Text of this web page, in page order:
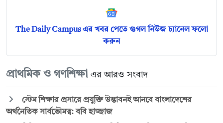
The Daily Campus এর খবর পেতে গুগল নিউজ চ্যানেল ফলো
করুন
প্রাথমিক ও গণশিক্ষা এর আরও সংবাদ
স্টেম শিক্ষার প্রসারে প্রযুক্তি উদ্ভাবনই আনবে বাংলাদেশের
অর্থনৈতিক সার্বভৌমত্ব: ববি হাজ্জাজ